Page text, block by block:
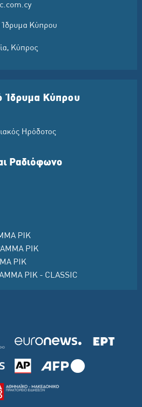
Ίδρυμα Κύπρου
Κύπρος
Ίδρυμα Κύπρου
Ηρόδοτος
Ραδιόφωνο
ΡΙΚ
ΡΙΚ
ΡΙΚ
ΡΙΚ - CLASSIC